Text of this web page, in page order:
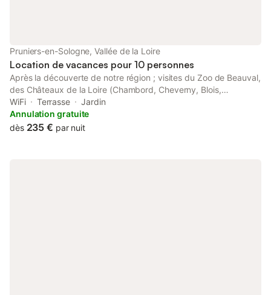
Pruniers-en-Sologne, Vallée de la Loire
Location de vacances pour 10 personnes
Après la découverte de notre région ; visites du Zoo de Beauval,
des Châteaux de la Loire (Chambord, Cheverny, Blois,
Chenonceau, Amboise....) ou tout simplement d'une balade,
Venez profiter de notre gîte "Les Landes" en Sologne bien situé
tout près de Romorantin-Lanthenay, capitale de la Sologne, et
WiFi Terrasse
Jardin
Annulation gratuite
dès 235 € par nuit